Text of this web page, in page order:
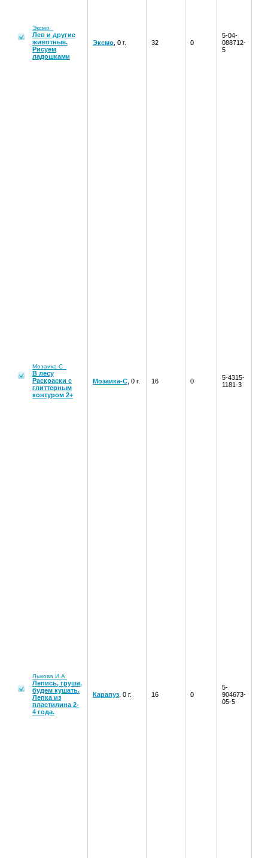
Эксмо
Лев и другие
животные.
Рисуем
ладошками
Эксмо , 0 г. 32 0
5-04-
088712-
5
Мозаика-С
В лесу
Раскраски с
глиттерным
контуром 2+
Мозаика-С , 0 г. 16 0
5-4315-
1181-3
Лыкова И.А
Лепись, груша,
будем кушать.
Лепка из
пластилина 2-
4 года.
Карапуз , 0 г. 16 0
5-
904673-
05-5